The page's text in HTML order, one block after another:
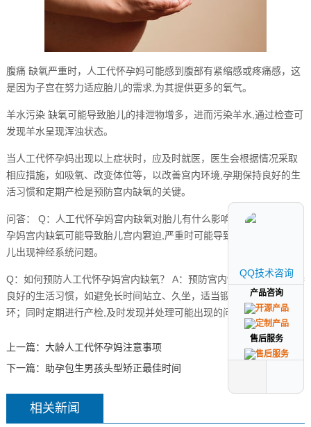
腹痛 缺氧严重时，人工代怀孕妈可能感到腹部有紧缩感或疼痛感，这
是因为子宫在努力适应胎儿的需求,为其提供更多的氧气。
羊水污染 缺氧可能导致胎儿的排泄物增多，进而污染羊水,通过检查可
发现羊水呈现浑浊状态。
当人工代怀孕妈出现以上症状时，应及时就医，医生会根据情况采取
相应措施，如吸氧、改变体位等，以改善宫内环境,孕期保持良好的生
活习惯和定期产检是预防宫内缺氧的关键。
问答： Q：人工代怀孕妈宫内缺氧对胎儿有什么影响？ A：人工代怀
孕妈宫内缺氧可能导致胎儿宫内窘迫,严重时可能导致胎儿死亡或新生
儿出现神经系统问题。
Q：如何预防人工代怀孕妈宫内缺氧？ A：预防宫内缺氧的关键是保持
良好的生活习惯，如避免长时间站立、久坐，适当锻炼以增加血液循
环；同时定期进行产检,及时发现并处理可能出现的问题。
上一篇： 大龄人工代怀孕妈注意事项
下一篇：
助孕包生男孩头型矫正最佳时间
相关新闻
QQ技术咨询
产品咨询
售后服务
QQ技术咨询
产品咨询
售后服务